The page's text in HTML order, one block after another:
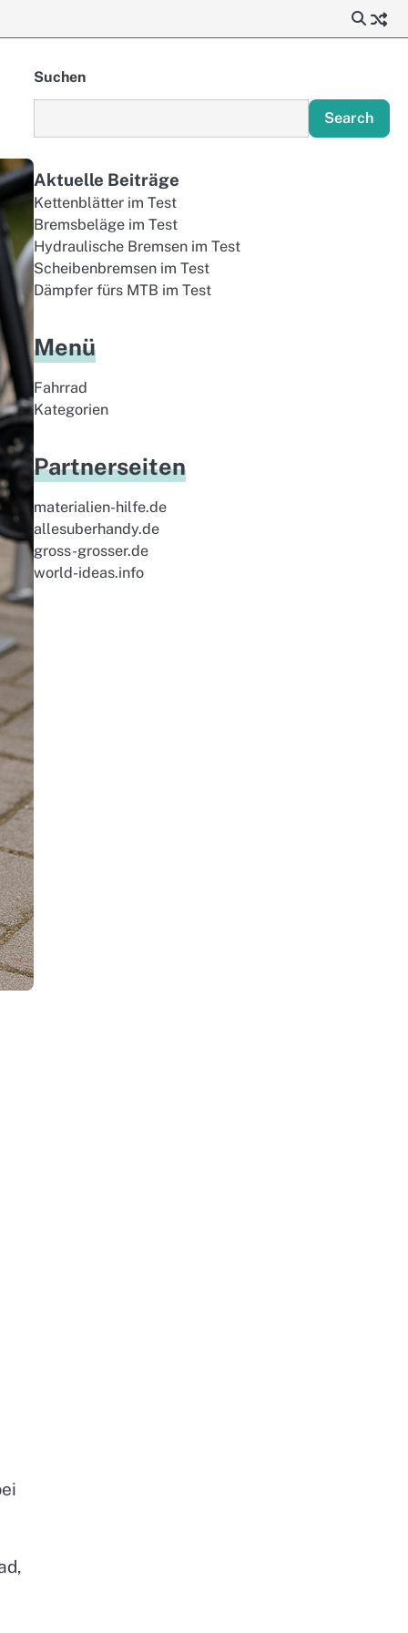
Suchen
Search
Aktuelle Beiträge
Kettenblätter im Test
Bremsbeläge im Test
Hydraulische Bremsen im Test
Scheibenbremsen im Test
Dämpfer fürs MTB im Test
Menü
Fahrrad
Kategorien
Partnerseiten
materialien-hilfe.de
allesuberhandy.de
gross-grosser.de
world-ideas.info